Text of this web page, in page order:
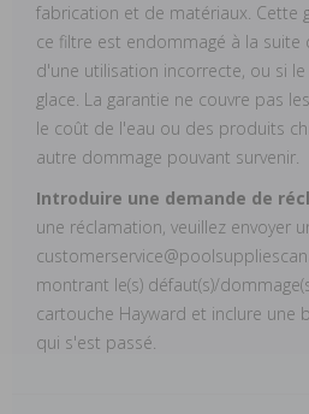
fabrication et de matériaux. Cette
ce filtre est endommagé à la suite
d'une utilisation incorrecte, ou si
glace. La garantie ne couvre pas
le coût de l'eau ou des produits
autre dommage pouvant survenir.
Introduire une demande de
une réclamation, veuillez envoyer
montrant le(s) défaut(s)/
cartouche Hayward et inclure une
qui s'est passé.